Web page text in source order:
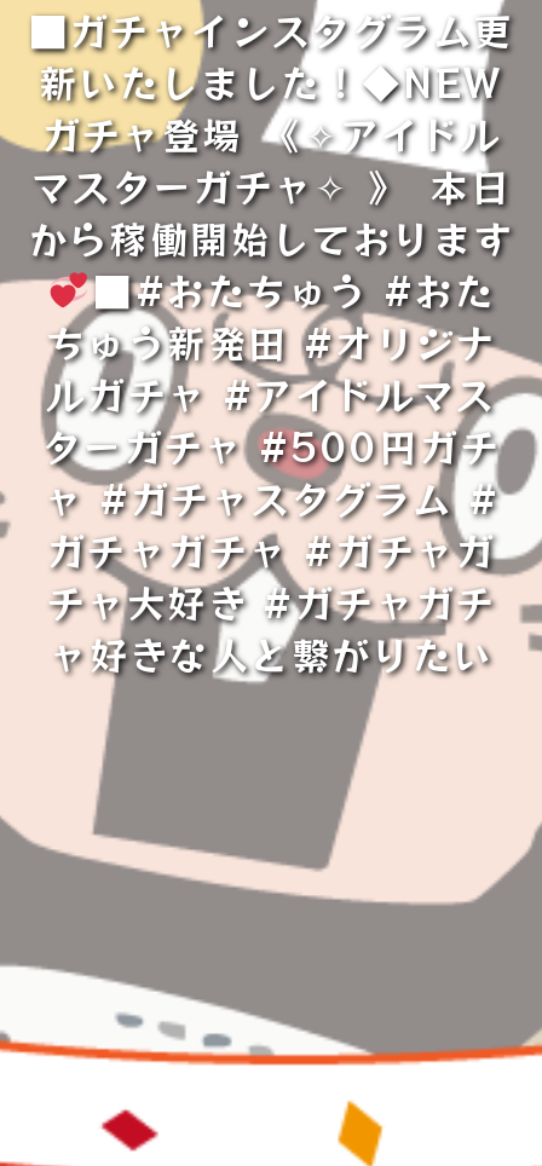
■ガチャインスタグラム更
新いたしました！◆NEW
ガチャ登場⁡ 《⁡✧︎アイドル
マスターガチャ✧︎⁡ 》⁡⁡ 本日
から稼働開始しております
⁡■⁡#おたちゅう #おた
ちゅう新発田 #オリジナ
ルガチャ #アイドルマス
ターガチャ #500円ガチ
ャ #ガチャスタグラム #
ガチャガチャ #ガチャガ
チャ大好き #ガチャガチ
ャ好きな人と繋がりたい